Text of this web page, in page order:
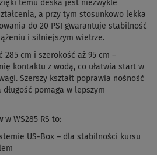
temu deska jest niezwykle
a przy tym stosunkowo lekka
do 20 PSI gwarantuje stabilność
i silniejszym wietrze.
285 cm i szerokość aż 95 cm –
kontaktu z wodą, co ułatwia start w
Szerszy kształt poprawia nośność
pomaga w lepszym
w WS285 RS to:
US-Box – dla stabilności kursu